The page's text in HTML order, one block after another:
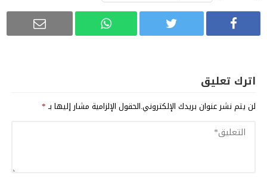
اترك تعليق
لن يتم نشر عنوان بريدك الإلكتروني.الحقول الإلزامية مشار إليها بـ*